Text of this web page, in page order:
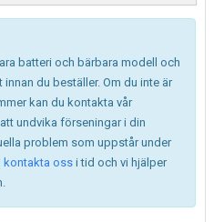
batteri och bärbara modell och
du beställer. Om du inte är
kan du kontakta vår
undvika förseningar i din
problem som uppstår under
kontakta oss i tid och vi hjälper